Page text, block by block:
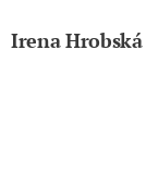
Irena Hrobská